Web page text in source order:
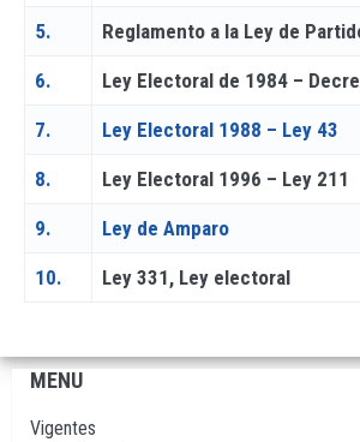
5. Reglamento a la Ley de
6. Ley Electoral de 1984 –
7. Ley Electoral 1988 – Ley 43
8. Ley Electoral 1996 – Ley 211
9. Ley de Amparo
10. Ley 331, Ley electoral
Navegación
principal
MENU
Vigentes